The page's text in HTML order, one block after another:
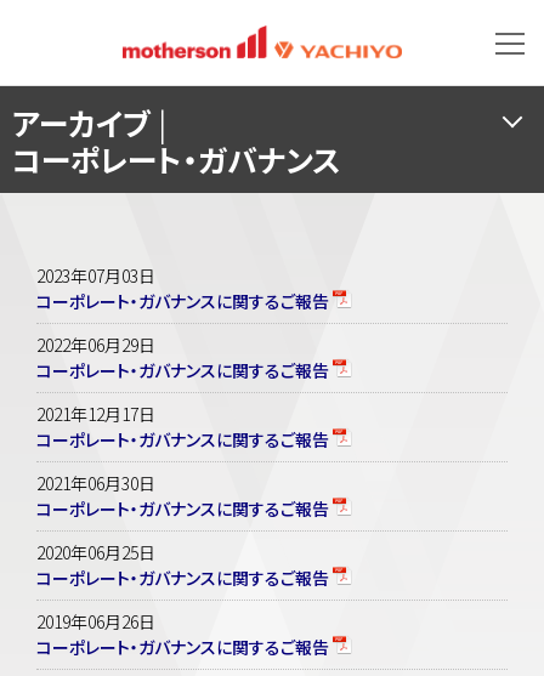
アーカイブ |
コーポレート・ガバナンス
2023年07月03日
コーポレート・ガバナンスに関するご報告
2022年06月29日
コーポレート・ガバナンスに関するご報告
2021年12月17日
コーポレート・ガバナンスに関するご報告
2021年06月30日
コーポレート・ガバナンスに関するご報告
2020年06月25日
コーポレート・ガバナンスに関するご報告
2019年06月26日
コーポレート・ガバナンスに関するご報告